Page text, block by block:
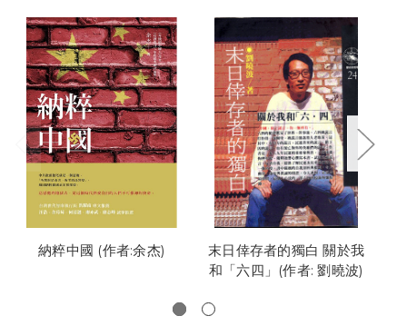
納粹中國 (作者:余杰)
末日倖存者的獨白 關於我
和「六四」(作者: 劉曉波)